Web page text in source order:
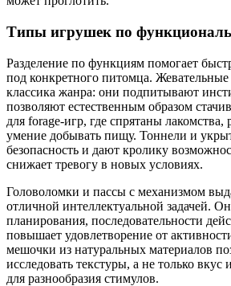
Типы игрушек по
Разделение по функциям помогает
под конкретного питомца.
классика жанра: они подпитывают
позволяют естественным образом
для forage-игр, где спрятаны
умение добывать пищу. Тоннели и
безопасность и дают кролику
снижает тревогу в новых условиях.
Головоломки и пассы с механизмом
отличной интеллектуальной задачей.
планирования, последовательности
повышает удовлетворение от
мешочки из натуральных материалов
исследовать текстуры, а не только вкус
для разнообразия стимулов.